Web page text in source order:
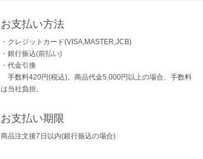
お支払い方法
・クレジットカード(VISA,MASTER,JCB)
・銀行振込(前払い)
・代金引換
手数料420円(税込)。商品代金5,000円以上の場合、手数料
は当社負担。
お支払い期限
商品注文後7日以内(銀行振込の場合)